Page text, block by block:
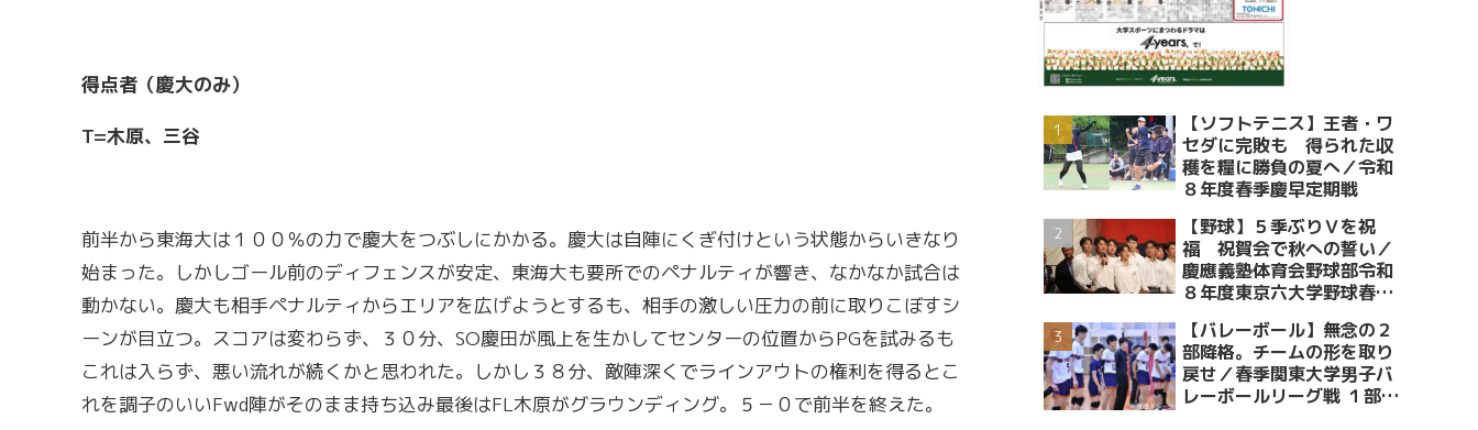
得点者（慶大のみ）
T=木原、三谷
前半から東海大は１００％の力で慶大をつぶしにかかる。慶大は自陣にくぎ付けという状態からいきなり
始まった。しかしゴール前のディフェンスが安定、東海大も要所でのペナルティが響き、なかなか試合は
動かない。慶大も相手ペナルティからエリアを広げようとするも、相手の激しい圧力の前に取りこぼすシ
ーンが目立つ。スコアは変わらず、３０分、SO慶田が風上を生かしてセンターの位置からPGを試みるも
これは入らず、悪い流れが続くかと思われた。しかし３８分、敵陣深くでラインアウトの権利を得るとこ
れを調子のいいFwd陣がそのまま持ち込み最後はFL木原がグラウンディング。５－０で前半を終えた。
【ソフトテニス】王者・ワ
セダに完敗も 得られた収
穫を糧に勝負の夏へ／令和
８年度春季慶早定期戦
【野球】５季ぶりＶを祝
福 祝賀会で秋への誓い／
慶應義塾体育会野球部令和
８年度東京六大学野球春季
～
【バレーボール】無念の２
部降格。チームの形を取り
戻せ／春季関東大学男子バ
レーボールリーグ戦 １部・